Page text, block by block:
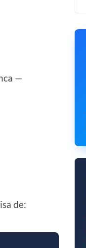
—
de: